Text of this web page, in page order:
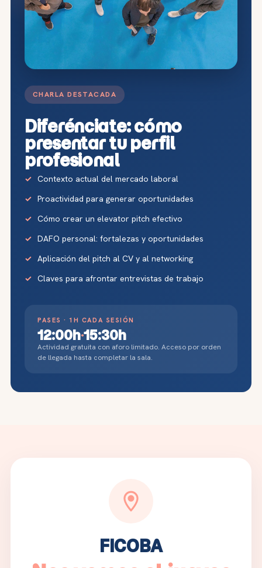
CHARLA DESTACADA
Diferénciate: cómo
presentar tu perfil
profesional
Contexto actual del mercado laboral
Proactividad para generar oportunidades
Cómo crear un elevator pitch efectivo
DAFO personal: fortalezas y oportunidades
Aplicación del pitch al CV y al networking
Claves para afrontar entrevistas de trabajo
PASES · 1H CADA SESIÓN
12:00h·15:30h
Actividad gratuita con aforo limitado. Acceso por orden
de llegada hasta completar la sala.
FICOBA